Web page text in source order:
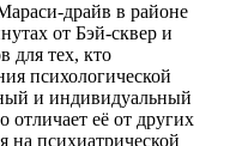
драйв в районе
от Бэй-сквер и
для тех, кто
психологической
и индивидуальный
её от других
психиатрической